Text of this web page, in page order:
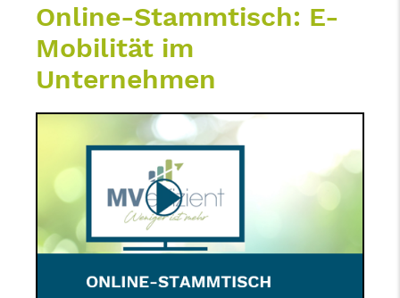
Online-Stammtisch: E-
Mobilität im
Unternehmen